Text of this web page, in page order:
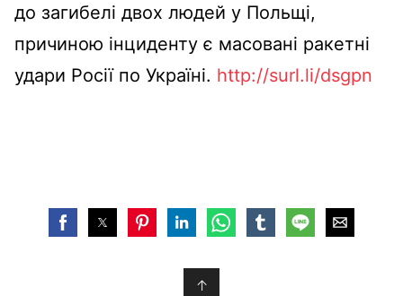
до загибелі двох людей у Польщі,
причиною інциденту є масовані ракетні
удари Росії по Україні. http://surl.li/dsgpn
↑